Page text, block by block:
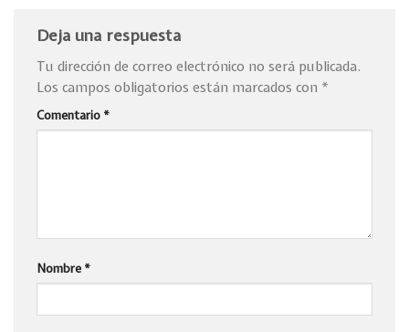
Deja una respuesta
Tu dirección de correo electrónico no será publicada.
Los campos obligatorios están marcados con *
Comentario *
Nombre *